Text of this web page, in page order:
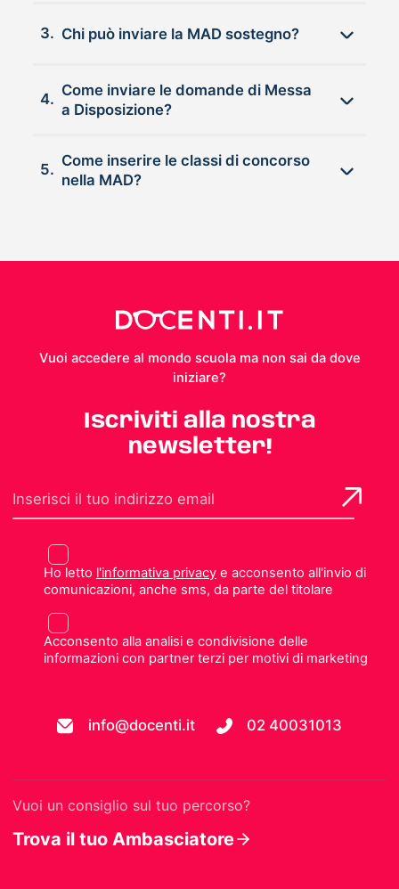
3. Chi può inviare la MAD sostegno?
4.
Come inviare le domande di Messa
a Disposizione?
5.
Come inserire le classi di concorso
nella MAD?
Vuoi accedere al mondo scuola ma non sai da dove
iniziare?
Iscriviti alla nostra
newsletter!
Ho letto l'informativa privacye acconsento all'invio di
comunicazioni, anche sms, da parte del titolare
Acconsento alla analisi e condivisione delle
informazioni con partner terzi per motivi di marketing
info@docenti.it 02 40031013
Vuoi un consiglio sul tuo percorso?
Trova il tuo Ambasciatore